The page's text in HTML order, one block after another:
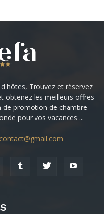
Trouvez et réservez
obtenez les meilleurs offres
de promotion de chambre
pour vos vacances ...